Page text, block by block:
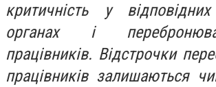
критичність у
органах і
працівників. Відстрочки
працівників залишаються